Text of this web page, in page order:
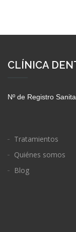
CLÍNICA
Nº de Registro
Tratamientos
Quiénes somos
Blog